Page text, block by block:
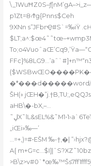
\_1WuĦZ0S–ƒ[nM’
p1Zt=8‹Ϯg{Pnns$Ceh
9XNn s”JFbrҾ#S`=‰iŸ
�*���d�����word/
ŠH(»
aHB\�-bX,–…
˜ڸX˜lL&sEL%&˜M1•1›a`6TeT�015051[H!uqX+L=˜m0b$im#f’LI|v4†i
„iŒi»‰—’
A{